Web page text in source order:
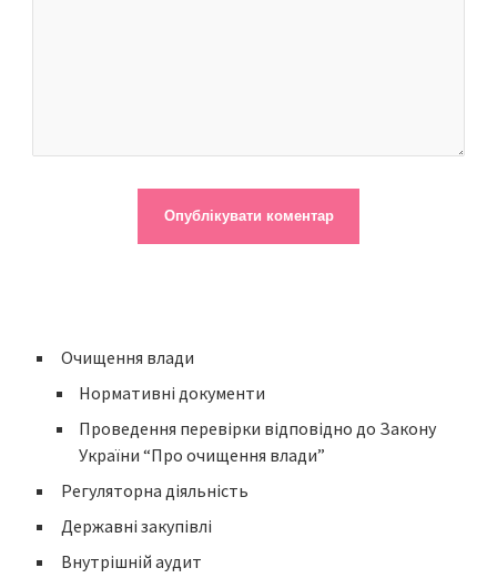
Очищення влади
Нормативні документи
Проведення перевірки відповідно до Закону
України “Про очищення влади”
Регуляторна діяльність
Державні закупівлі
Внутрішній аудит